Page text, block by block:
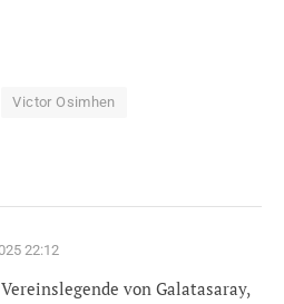
Victor Osimhen
22:12
von Galatasaray,